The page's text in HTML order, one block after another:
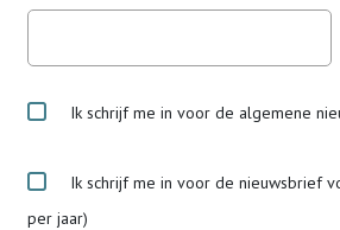
Ik schrijf me in voor de algemene
Ik schrijf me in voor de nieuwsbrief
per jaar)